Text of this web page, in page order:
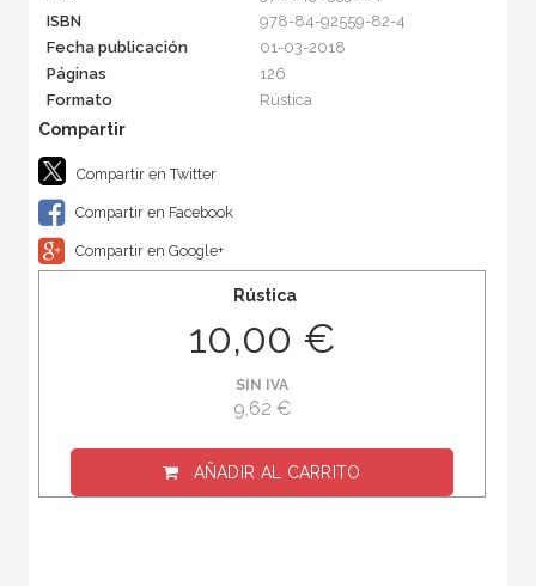
ISBN
978-84-92559-82-4
Fecha publicación
01-03-2018
Páginas
126
Formato
Rústica
Compartir en Twitter
Compartir en Facebook
Compartir en Google+
Rústica
10,00 €
SIN IVA
9,62 €
AÑADIR AL CARRITO